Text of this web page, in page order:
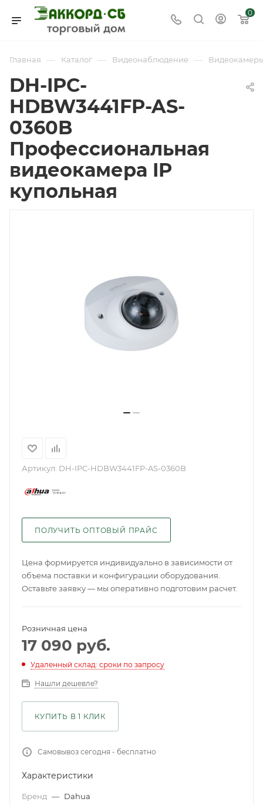
0
Главная — Каталог — Видеонаблюдение —
DH-IPC-
HDBW3441FP-AS-
0360B
Профессиональная
видеокамера IP
купольная
Артикул: DH-IPC-HDBW3441FP-AS-0360B
ПОЛУЧИТЬ ОПТОВЫЙ ПРАЙС
Цена формируется индивидуально в зависимости от
объема поставки и конфигурации оборудования.
Оставьте заявку — мы оперативно подготовим расчет.
Розничная цена
17 090 руб.
Удаленный склад: сроки по запросу
Нашли дешевле?
КУПИТЬ В 1 КЛИК
Самовывоз сегодня - бесплатно
Характеристики
Бренд — Dahua